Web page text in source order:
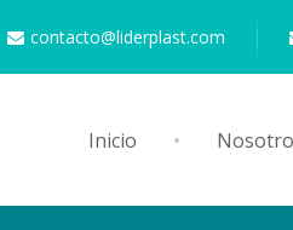
contacto@liderplast.com
Inicio